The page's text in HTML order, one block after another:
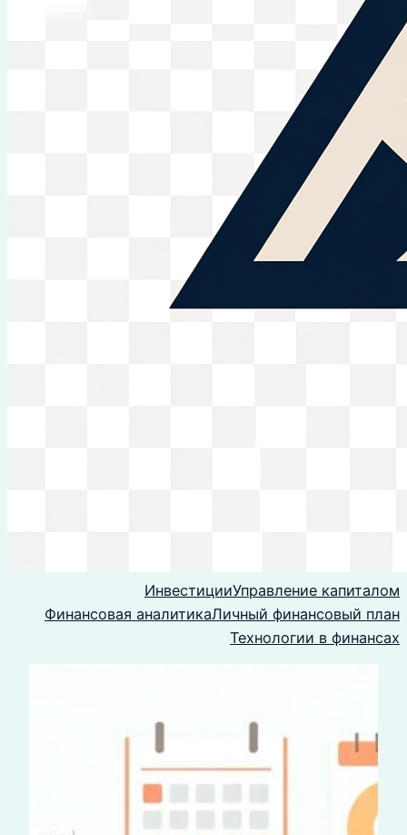
ИнвестицииУправление капиталом
Финансовая аналитикаЛичный финансовый план
Технологии в финансах